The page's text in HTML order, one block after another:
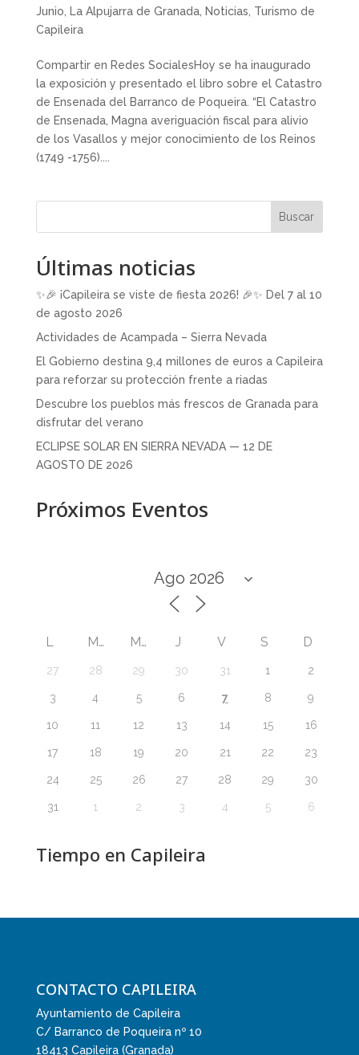
Junio
La Alpujarra de Granada, Noticias Turismo de
Capileira
Compartir en Redes SocialesHoy se ha inaugurado
la exposición y presentado el libro sobre el Catastro
de Ensenada del Barranco de Poqueira. “El Catastro
de Ensenada, Magna averiguación fiscal para alivio
de los Vasallos y mejor conocimiento de los Reinos
(1749 -1756)....
Buscar
Últimas noticias
✨🎉 ¡Capileira se viste de fiesta 2026! 🎉✨ Del 7 al 10
de agosto 2026
Actividades de Acampada – Sierra Nevada
El Gobierno destina 9,4 millones de euros a Capileira
para reforzar su protección frente a riadas
Descubre los pueblos más frescos de Granada para
disfrutar del verano
ECLIPSE SOLAR EN SIERRA NEVADA — 12 DE
AGOSTO DE 2026
Próximos Eventos
L M M J V S D
27 28 29 30 31 1 2
3 4 5 6 7 8 9
10 11 12 13 14 15 16
17 18 19 20 21 22 23
24 25 26 27 28 29 30
31 1 2 3 4 5 6
Tiempo en Capileira
CONTACTO CAPILEIRA
Ayuntamiento de Capileira
C/ Barranco de Poqueira nº 10
18413 Capileira (Granada)